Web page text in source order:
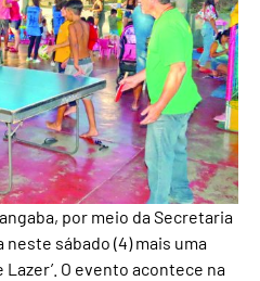
por meio da Secretaria
sábado (4) mais uma
Lazer’. O evento acontece na